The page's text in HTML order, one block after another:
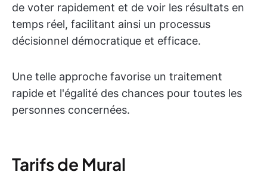
de voter rapidement et de voir les résultats en
temps réel, facilitant ainsi un processus
décisionnel démocratique et efficace.
Une telle approche favorise un traitement
rapide et l'égalité des chances pour toutes les
personnes concernées.
Tarifs de Mural